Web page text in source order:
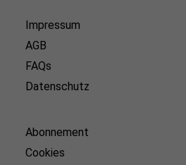
Impressum
AGB
FAQs
Datenschutz
Abonnement
Cookies